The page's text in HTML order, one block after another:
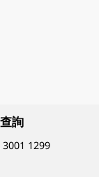
詢
3001 1299